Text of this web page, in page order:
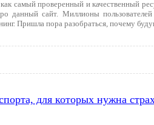
самый проверенный и качественный
данный сайт. Миллионы
Пришла пора разобраться, почему
для которых нужна